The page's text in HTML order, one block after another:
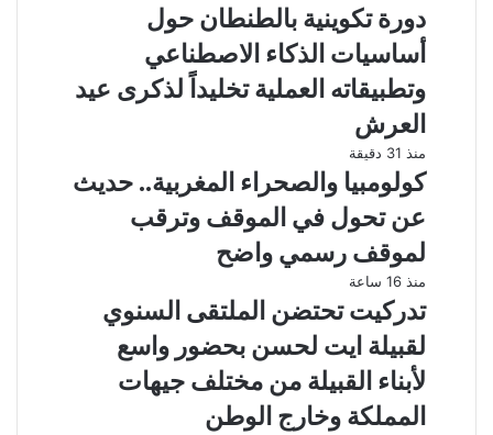
دورة تكوينية بالطنطان حول
أساسيات الذكاء الاصطناعي
وتطبيقاته العملية تخليداً لذكرى عيد
العرش
منذ 31 دقيقة
كولومبيا والصحراء المغربية.. حديث
عن تحول في الموقف وترقب
لموقف رسمي واضح
منذ 16 ساعة
تدركيت تحتضن الملتقى السنوي
لقبيلة ايت لحسن بحضور واسع
لأبناء القبيلة من مختلف جيهات
المملكة وخارج الوطن